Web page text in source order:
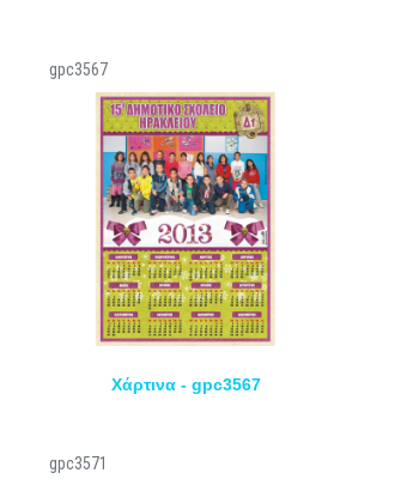
gpc3567
Χάρτινα - gpc3567
gpc3571